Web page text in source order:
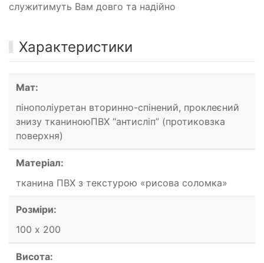
служитимуть Вам довго та надійно
Характеристики
Мат:
пінополіуретан вторинно-спінений, проклеєний
знизу тканиноюПВХ “антисліп” (протиковзка
поверхня)
Матеріал:
тканина ПВХ з текстурою «рисова соломка»
Розміри:
100 х 200
Висота: